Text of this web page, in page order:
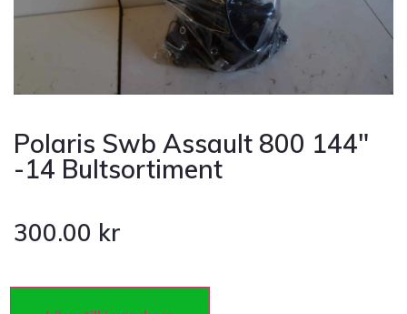
Polaris Swb Assault 800 144″
-14 Bultsortiment
300.00 kr